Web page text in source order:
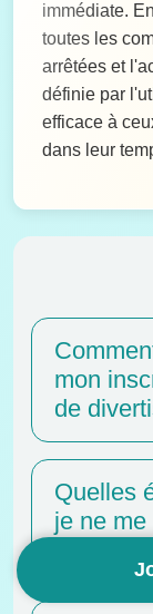
immédiate.
toutes les
arrêtées et
définie par
efficace à
dans leur
mon
de
Quelles
je ne